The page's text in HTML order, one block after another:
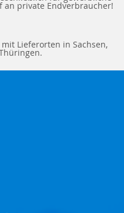
an private Endverbraucher!
Lieferorten in Sachsen,